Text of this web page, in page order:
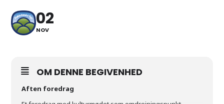
02
NOV
OM DENNE BEGIVENHED
Aften foredrag